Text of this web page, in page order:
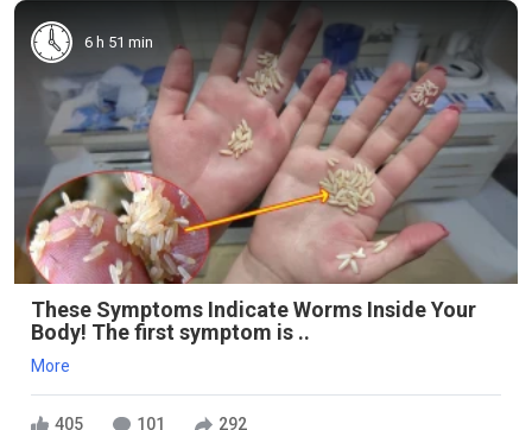
6 h 51 min
These Symptoms Indicate Worms Inside Your
Body! The first symptom is ..
More
405 101 292